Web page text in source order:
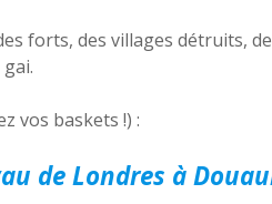
forts, des villages détruits,
vos baskets !) :
de Londres à